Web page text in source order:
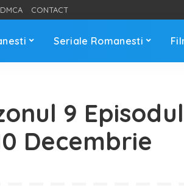
DMCA CONTACT
Seriale Romanesti
9
Decembrie